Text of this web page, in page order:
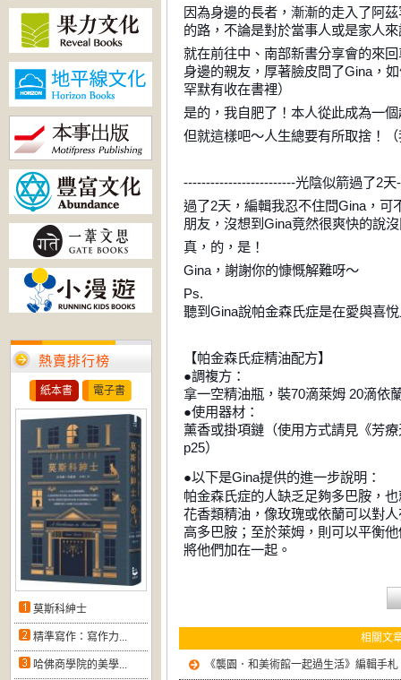
熱賣排行榜
紙本書 電子書
莫斯科紳士
精準寫作：寫作力...
哈佛商學院的美學...
因為身邊的長者，漸漸的走入了阿
的路，不論是對於當事人或是家人
就在前往中、南部新書分享會的來
身邊的親友，厚著臉皮問了Gina ，
罕默有收在書裡）
是的，我自肥了！本人從此成為一
但就這樣吧～人生總要有所取捨！
-------------------------光陰似箭過了2天
過了2天，編輯我忍不住問Gina ，可
朋友，沒想到 Gina竟然很爽快的說
真，的，是！
Gina ，謝謝你的慷慨解難呀～
Ps.
聽到 Gina說帕金森氏症是在愛與喜
【帕金森氏症精油配方】
●調複方：
拿一空精油瓶，裝70滴萊姆 20滴依
●使用器材：
薰香或掛項鏈（使用方式請見 《芳
p25）
●以下是Gina提供的進一步說明：
帕金森氏症的人缺乏足夠多巴胺，
花香類精油，像玫瑰或依蘭可以對
高多巴胺；至於萊姆，則可以平衡
將他們加在一起。
相關文
《襲園．和美術館一起過生活》編輯手札